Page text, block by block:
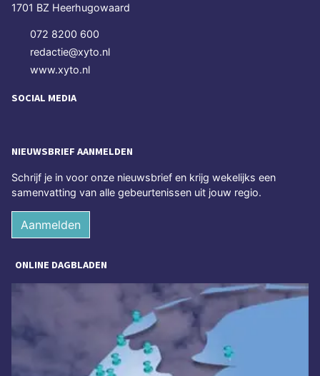
1701 BZ Heerhugowaard
072 8200 600
redactie@xyto.nl
www.xyto.nl
SOCIAL MEDIA
NIEUWSBRIEF AANMELDEN
Schrijf je in voor onze nieuwsbrief en krijg wekelijks een
samenvatting van alle gebeurtenissen uit jouw regio.
Aanmelden
ONLINE DAGBLADEN